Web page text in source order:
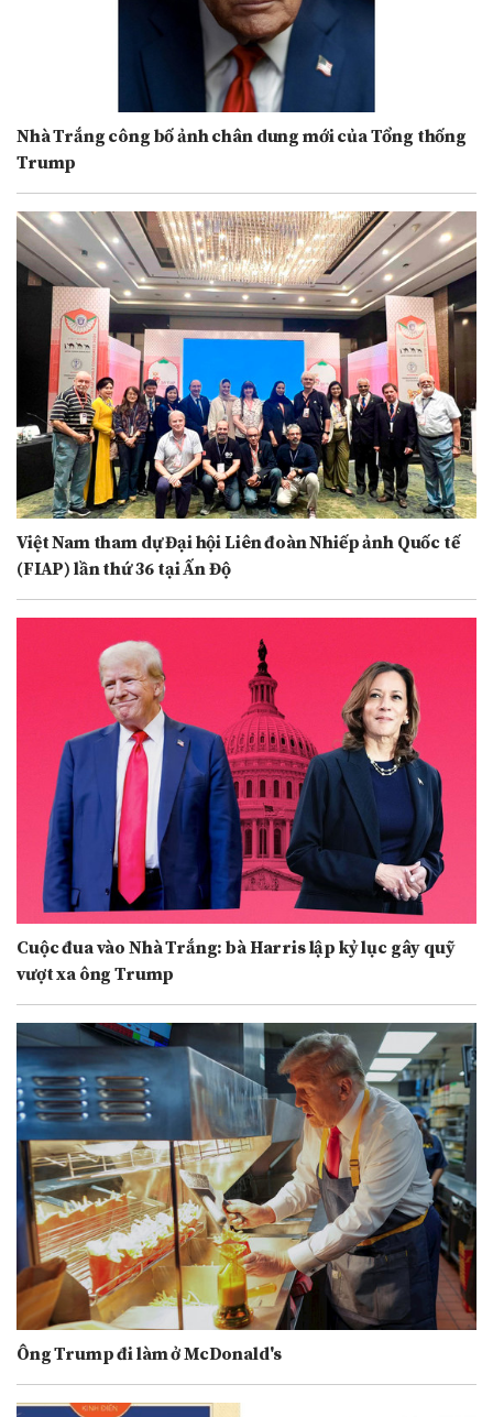
Nhà Trắng công bố ảnh chân dung mới của Tổng thống
Trump
Việt Nam tham dự Đại hội Liên đoàn Nhiếp ảnh Quốc tế
(FIAP) lần thứ 36 tại Ấn Độ
Cuộc đua vào Nhà Trắng: bà Harris lập kỷ lục gây quỹ
vượt xa ông Trump
Ông Trump đi làm ở McDonald's